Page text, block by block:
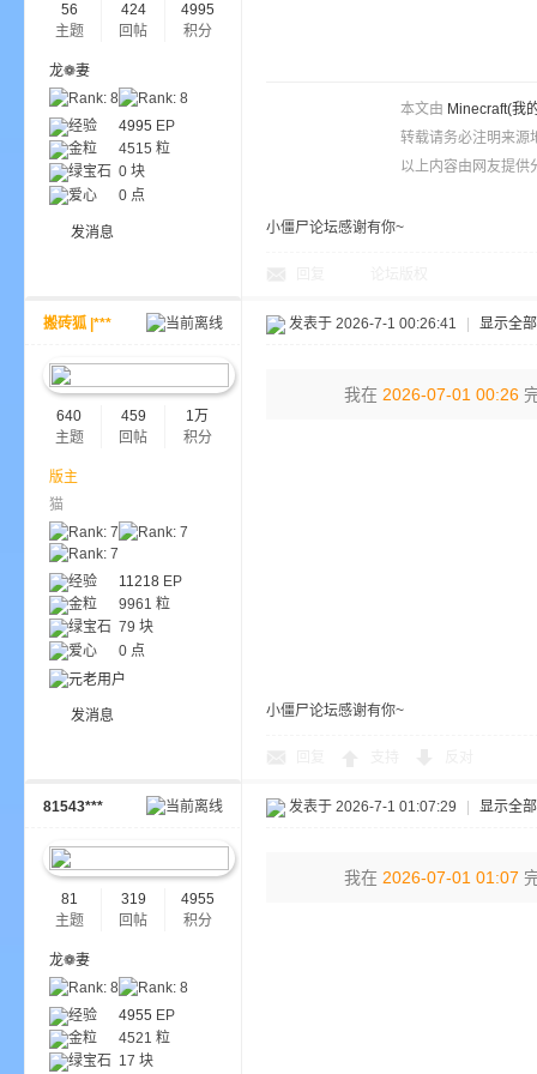
56
主题
424
回帖
4995
积分
龙❁妻
经验 4995 EP
金粒
4515 粒
绿宝石 0 块
爱心
0 点
发消息
本文由 Minecraft(我
转载请务必注明来源
以上内容由网友提供
小僵尸论坛感谢有你~
搬砖狐 |***
640
主题
459
回帖
1万
积分
版主
猫
经验 11218 EP
金粒
9961 粒
绿宝石 79 块
爱心
0 点
发消息
发表于 2026-7-1 00:26:41 显示全
我在 2026-07-01 00:26
小僵尸论坛感谢有你~
81543***
81
主题
319
回帖
4955
积分
龙❁妻
经验 4955 EP
金粒
4521 粒
绿宝石 17 块
发表于 2026-7-1 01:07:29 显示全
我在 2026-07-01 01:07